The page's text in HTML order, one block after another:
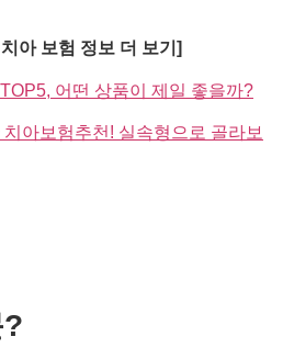
아 보험 정보 더 보기]
어떤 상품이 제일 좋을까?
아보험추천! 실속형으로 골라보